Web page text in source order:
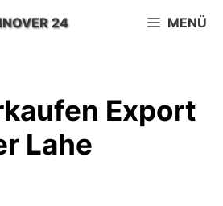
24 MENÜ
Export
Lahe